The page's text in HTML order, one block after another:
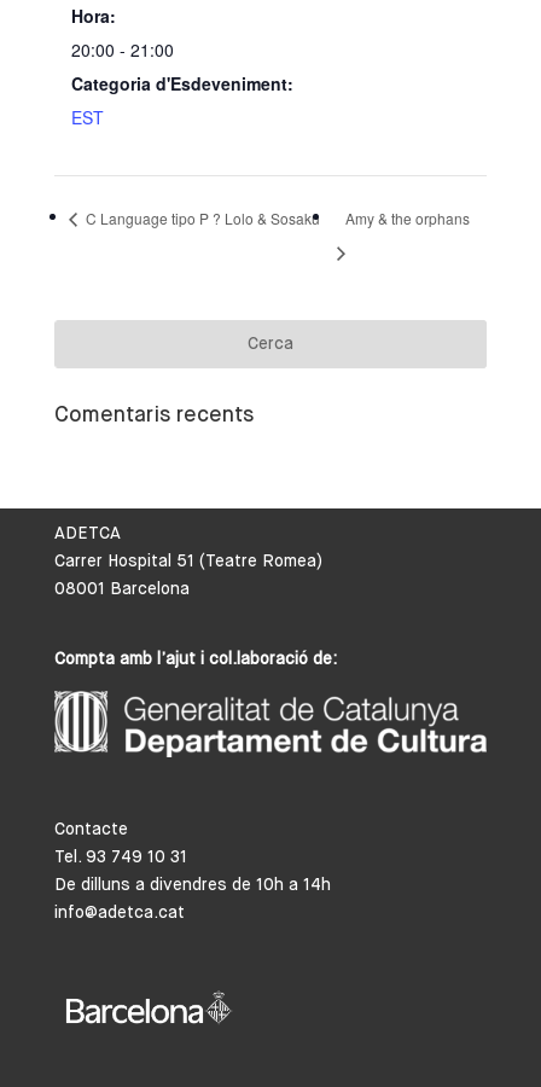
Hora:
20:00 - 21:00
Categoria d'Esdeveniment:
EST
C Language tipo P ? Lolo & Sosaku Amy & the orphans
Comentaris recents
ADETCA
Carrer Hospital 51 (Teatre Romea)
08001 Barcelona
Compta amb l’ajut i col.laboració de:
Contacte
Tel. 93 749 10 31
De dilluns a divendres de 10h a 14h
info@adetca.cat